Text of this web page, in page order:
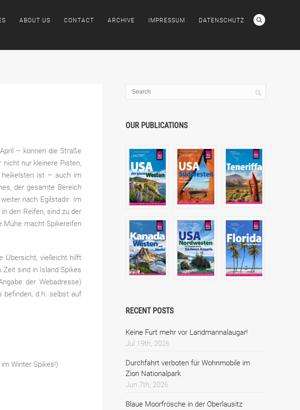
ABOUT US CONTACT ARCHIVE IMPRESSUM DATENSCHUTZ
– können die Straße
nur kleinere Pisten,
ist – auch im
der gesamte Bereich
nach Egilstadir. Im
den Reifen, sind zu der
Mühe macht Spikereifen
Übersicht, vielleicht hilft
Zeit sind in Island Spikes
der Webadresse)
befinden, d.h. selbst auf
Winter Spikes!)
OUR PUBLICATIONS
RECENT POSTS
Keine Furt mehr vor Landmannalaugar!
Jul 19th, 2026
Durchfahrt verboten für Wohnmobile im
Zion Nationalpark
Jun 7th, 2026
Blaue Moorfrösche in der Oberlausitz